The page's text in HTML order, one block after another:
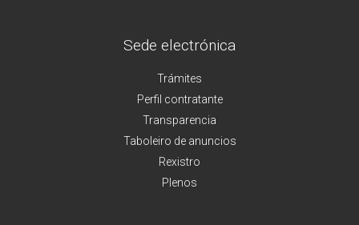
Sede electrónica
Trámites
Perfil contratante
Transparencia
Taboleiro de anuncios
Rexistro
Plenos